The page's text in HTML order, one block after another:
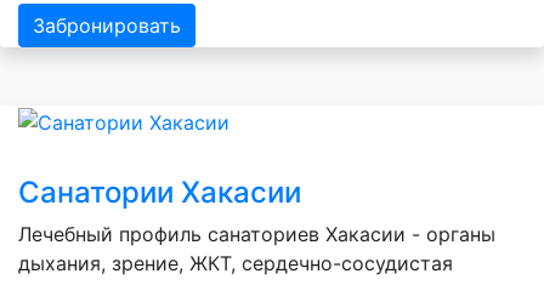
Забронировать
Санатории Хакасии
Лечебный профиль санаториев Хакасии - органы
дыхания, зрение, ЖКТ, сердечно-сосудистая